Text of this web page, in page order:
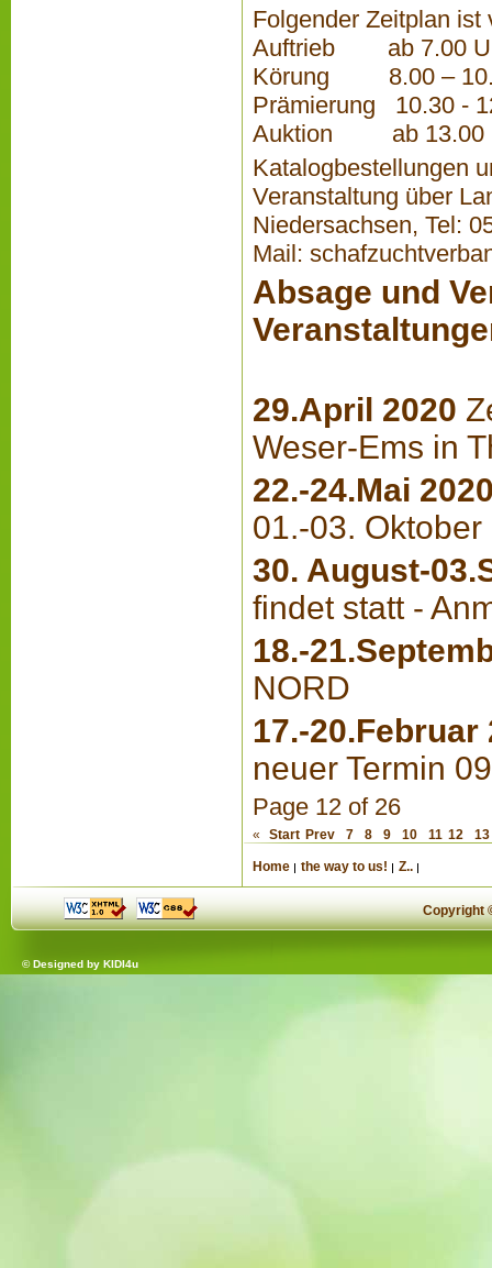
Folgender Zeitplan ist
Auftrieb ab 7.00
Körung 8.00 –
Prämierung 10.30 -
Auktion ab 13.00
Katalogbestellungen
Veranstaltung über
Niedersachsen, Tel:
Mail:
Absage und
29.April 2020
Weser-Ems in
22.-24.Mai
01.-03. Oktober
30. August-
findet statt -
18.-21.
NORD
17.-20.Februar
neuer Termin
Page 12 of 26
« Start Prev 7 8 9 10 11 12 13
Home the way to us! Z..
Copyright
© Designed by KIDI4u